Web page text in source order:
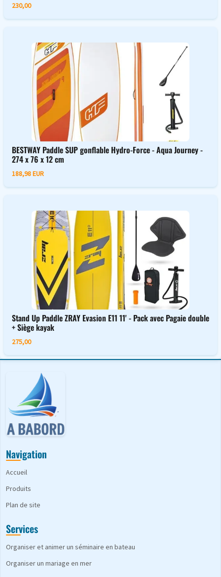
230,00
BESTWAY Paddle SUP gonflable Hydro-Force - Aqua Journey -
274 x 76 x 12 cm
188,98 EUR
Stand Up Paddle ZRAY Evasion E11 11' - Pack avec Pagaie double
+ Siège kayak
275,00
Navigation
Accueil
Produits
Plan de site
Services
Organiser et animer un séminaire en bateau
Organiser un mariage en mer